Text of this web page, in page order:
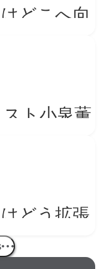
どこへ向
中心」へ
ト小泉薫
ノイズと
どう拡張
ター橋本